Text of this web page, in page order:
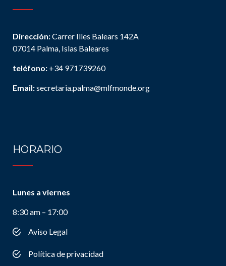
Dirección:Carrer Illes Balears 142A
07014 Palma, Islas Baleares
teléfono: +34 971739260
Email:secretaria.palma@mlfmonde.org
HORARIO
Lunes a viernes
8:30 am – 17:00
Aviso Legal
Política de privacidad